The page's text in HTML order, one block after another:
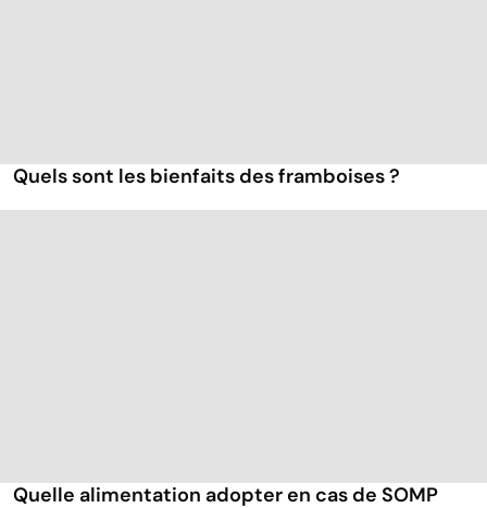
Quels sont les bienfaits des framboises ?
Quelle alimentation adopter en cas de SOMP